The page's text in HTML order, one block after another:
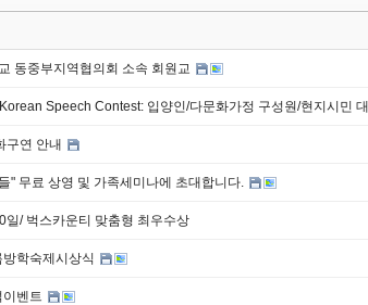
동중부지역협의회 소속 회원교
Speech Contest: 입양인/다문화가정 구성원/현지시민
구연 안내
" 무료 상영 및 가족세미나에 초대합니다.
일/ 벅스카운티 맞춤형 최우수상
학숙제시상식
벤트